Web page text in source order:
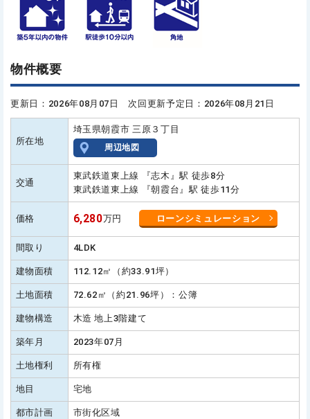
物件概要
更新日：2026年08月07日 次回更新予定日：2026年08月21日
所在地
埼玉県朝霞市 三原３丁目
周辺地図
交通
東武鉄道東上線 『志木』駅 徒歩8分
東武鉄道東上線 『朝霞台』駅 徒歩11分
価格 6,280万円 ローンシミュレーション
間取り 4LDK
建物面積 112.12㎡（約33.91坪）
土地面積 72.62㎡（約21.96坪）：公簿
建物構造 木造 地上3階建て
築年月 2023年07月
土地権利 所有権
地目 宅地
都市計画 市街化区域